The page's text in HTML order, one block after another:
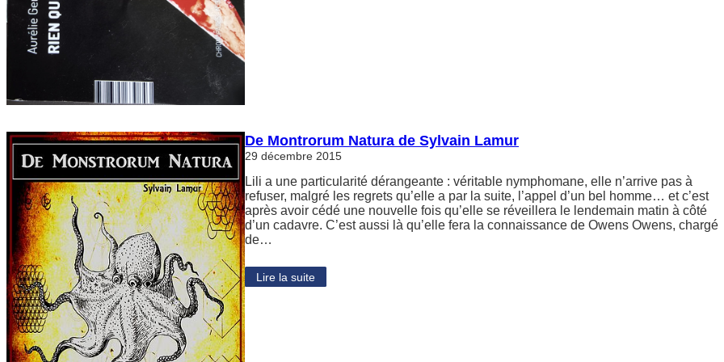
De Montrorum Natura de Sylvain Lamur
29 décembre 2015
Lili a une particularité dérangeante : véritable nymphomane, elle n’arrive pas à
refuser, malgré les regrets qu’elle a par la suite, l’appel d’un bel homme… et c’est
après avoir cédé une nouvelle fois qu’elle se réveillera le lendemain matin à côté
d’un cadavre. C’est aussi là qu’elle fera la connaissance de Owens Owens, chargé
de…
Lire la suite